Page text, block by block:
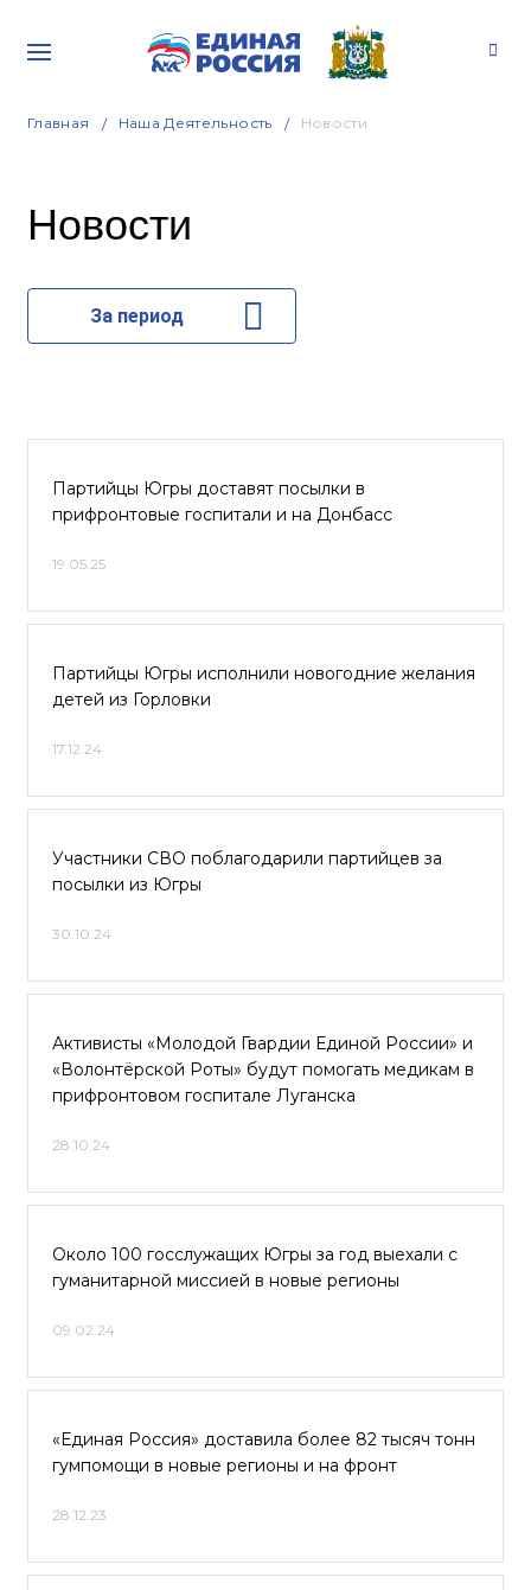
Главная Наша Деятельность Новости
Новости
За период
Партийцы Югры доставят посылки в
прифронтовые госпитали и на Донбасс
19.05.25
Партийцы Югры исполнили новогодние желания
детей из Горловки
17.12.24
Участники СВО поблагодарили партийцев за
посылки из Югры
30.10.24
Активисты «Молодой Гвардии Единой России» и
«Волонтёрской Роты» будут помогать медикам в
прифронтовом госпитале Луганска
28.10.24
Около 100 госслужащих Югры за год выехали с
гуманитарной миссией в новые регионы
09.02.24
«Единая Россия» доставила более 82 тысяч тонн
гумпомощи в новые регионы и на фронт
28.12.23